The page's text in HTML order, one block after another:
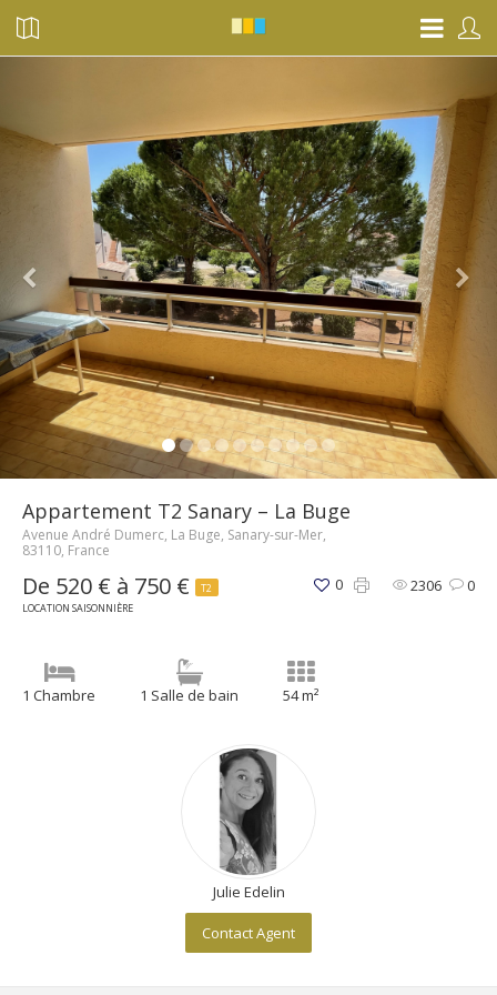
Appartement T2 Sanary – La Buge
Avenue André Dumerc, La Buge, Sanary-sur-Mer,
83110, France
De 520 € à 750 €
T2
LOCATION SAISONNIÈRE
2306 0
0
1 Chambre 1 Salle de bain 54 m²
Julie Edelin
Contact Agent